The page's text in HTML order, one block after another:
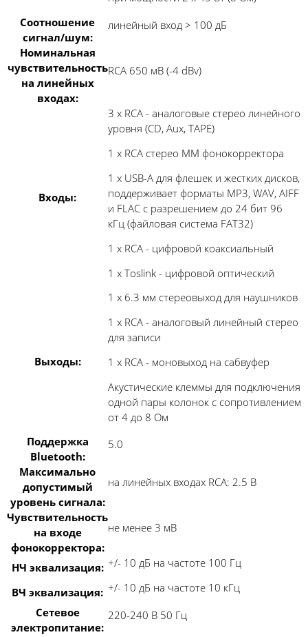
Соотношение
сигнал/шум:
линейный вход > 100 дБ
Номинальная
чувствительность
на линейных
входах:
RCA 650 мВ (-4 dBv)
Входы:
3 х RCA - аналоговые стерео линейного
уровня (CD, Aux, TAPE)
1 х RCA стерео ММ фонокорректора
1 х USB-A для флешек и жестких дисков,
поддерживает форматы MP3, WAV, AIFF
и FLAC с разрешением до 24 бит 96
кГц (файловая система FAT32)
1 х RCA - цифровой коаксиальный
1 х Toslink - цифровой оптический
Выходы:
1 х 6.3 мм стереовыход для наушников
1 х RCA - аналоговый линейный стерео
для записи
1 х RCA - моновыход на сабвуфер
Акустические клеммы для подключения
одной пары колонок с сопротивлением
от 4 до 8 Ом
Поддержка
Bluetooth:
5.0
Максимально
допустимый
уровень сигнала:
на линейных входах RCA: 2.5 В
Чувствительность
на входе
фонокорректора:
не менее 3 мВ
НЧ эквализация: +/- 10 дБ на частоте 100 Гц
ВЧ эквализация: +/- 10 дБ на частоте 10 кГц
Сетевое
электропитание:
220-240 В 50 Гц